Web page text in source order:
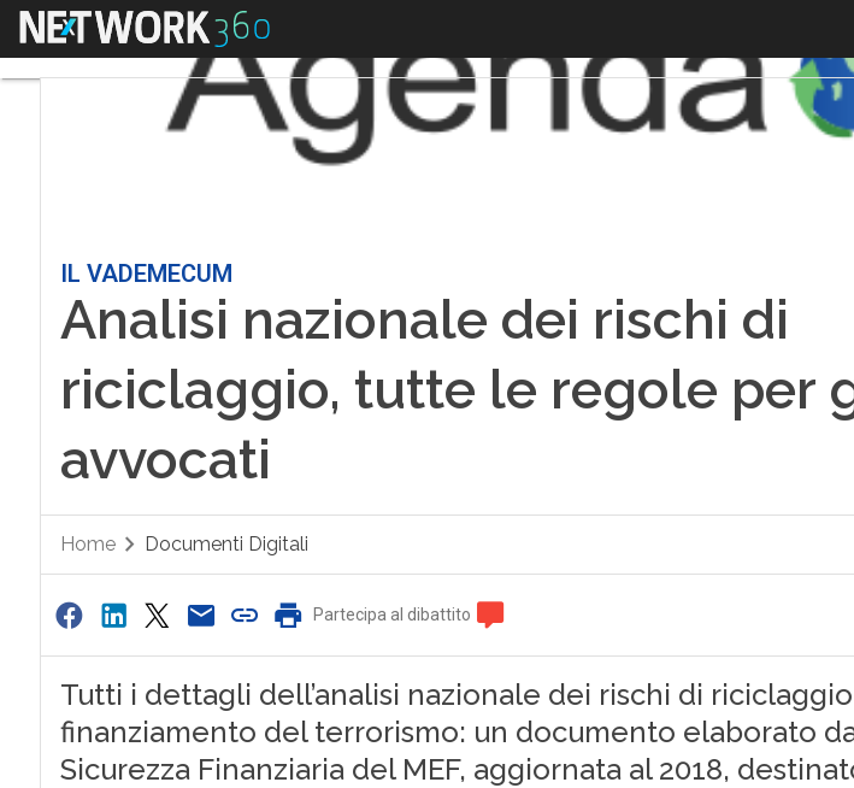
Menu
IL VADEMECUM
Analisi nazionale dei rischi di
riciclaggio, tutte le regole per
avvocati
Home Documenti Digitali
Partecipa al dibattito
Tutti i dettagli dell’analisi nazionale dei rischi di
finanziamento del terrorismo: un documento elaborato
Sicurezza Finanziaria del MEF, aggiornata al 2018,